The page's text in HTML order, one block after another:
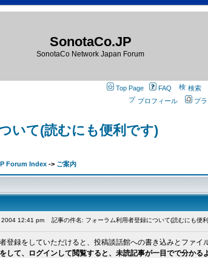
SonotaCo.JP
SonotaCo Network Japan Forum
Top Page FAQ 検索
プロフィール
プ
いて(読むにも便利です)
Forum Index -> ご案内
2004 12:41 pm 記事の件名: フォーラム利用者登録について(読むにも便
登録をしていただけると、投稿談話館への書き込みとファイ
して、ログインして閲覧すると、未読記事が一目でで分かる